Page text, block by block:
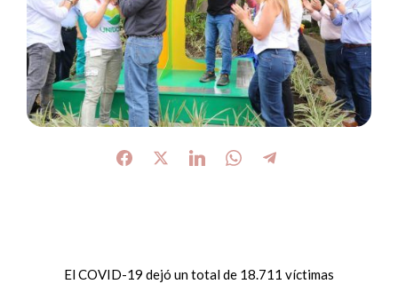
El COVID-19 dejó un total de 18.711 víctimas